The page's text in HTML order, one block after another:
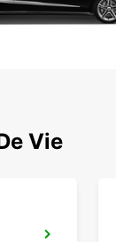
Vie